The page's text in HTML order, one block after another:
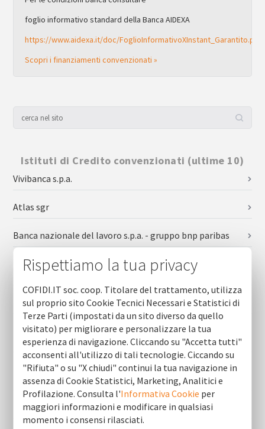
foglio informativo standard della Banca AIDEXA
https://www.aidexa.it/doc/FoglioInformativoXInstant_Garantito.pdf
Scopri i finanziamenti convenzionati »
Istituti di Credito convenzionati (ultime 10)
Vivibanca s.p.a.
Atlas sgr
Banca nazionale del lavoro s.p.a. - gruppo bnp paribas
Banca di credito cooperativo bari e taranto - gruppo bcc
iccrea
Banca sella
Banca di credito cooperativo di leverano - gruppo bcc
iccrea
Banca di credito cooperativo di avetrana - gruppo bcc
iccrea
Banca di andria di credito cooperativo -gruppo bcc iccrea
Rispettiamo la tua privacy
COFIDI.IT soc. coop. Titolare del trattamento, utilizza
sul proprio sito Cookie Tecnici Necessari e Statistici di
Terze Parti (impostati da un sito diverso da quello
visitato) per migliorare e personalizzare la tua
esperienza di navigazione. Cliccando su "Accetta tutti"
acconsenti all'utilizzo di tali tecnologie. Ciccando su
"Rifiuta" o su "X chiudi" continui la tua navigazione in
assenza di Cookie Statistici, Marketing, Analitici e
Profilazione. Consulta l'Informativa Cookie per
maggiori informazioni e modificare in qualsiasi
momento i consensi rilasciati.